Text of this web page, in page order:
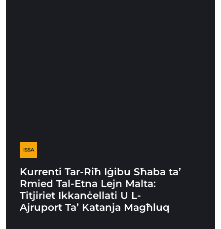
ISSA
Kurrenti Tar-Riħ Iġibu Sħaba ta’
Rmied Tal-Etna Lejn Malta:
Titjiriet Ikkanċellati U L-
Ajruport Ta’ Katanja Magħluq